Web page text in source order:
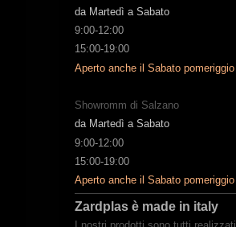
da Martedì a Sabato
9:00-12:00
15:00-19:00
Aperto anche il Sabato pomeriggio
Showromm di Salzano
da Martedì a Sabato
9:00-12:00
15:00-19:00
Aperto anche il Sabato pomeriggio
Zardplas è made in italy